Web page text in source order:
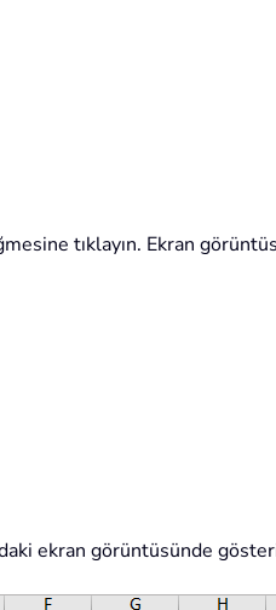
tıklayın. Ekran
ekran görüntüsünde